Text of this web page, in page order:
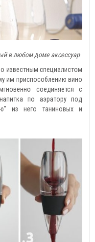
в любом доме аксессуар
известным специалистом
им приспособлению вино
соединяется с
по аэратору под
из него таниновых и